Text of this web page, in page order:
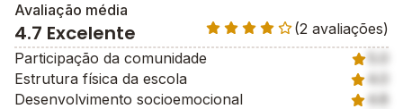
Avaliação média
4.7 Excelente
(2 avaliações)
Participação da comunidade
Estrutura física da escola
4.0
Desenvolvimento socioemocional
4.8